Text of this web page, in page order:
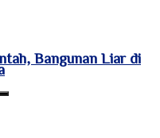
Bangunan Liar di